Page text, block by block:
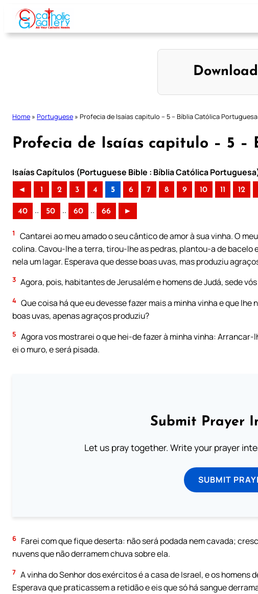
Skip
content
Home » Portuguese » Profecia de Isaías capitulo – 5 – Bíblia Católica Portuguesa
Profecia de Isaías capitulo – 5 –
Isaías Capítulos (Portuguese Bible : Bíblia Católica
◄ 1 2 3 4 5 6 7 8 9 10 11 12
40 .. 50 .. 60 .. 66 ►
1
Cantarei ao meu amado o seu cântico de amor à sua vinha. O
colina. Cavou-lhe a terra, tirou-lhe as pedras, plantou-a de
nela um lagar. Esperava que desse boas uvas, mas produziu
3 Agora, pois, habitantes de Jerusalém e homens de Judá, sede
4 Que coisa há que eu devesse fazer mais a minha vinha e que
boas uvas, apenas agraços produziu?
5 Agora vos mostrarei o que hei-de fazer à minha vinha:
ei o muro, e será pisada.
Submit Prayer
Let us pray together. Write your prayer
SUBMIT
6 Farei com que fique deserta: não será podada nem cavada;
nuvens que não derramem chuva sobre ela.
7 A vinha do Senhor dos exércitos é a casa de Israel, e os homens
Esperava que praticassem a retidão e eis que só há sangue